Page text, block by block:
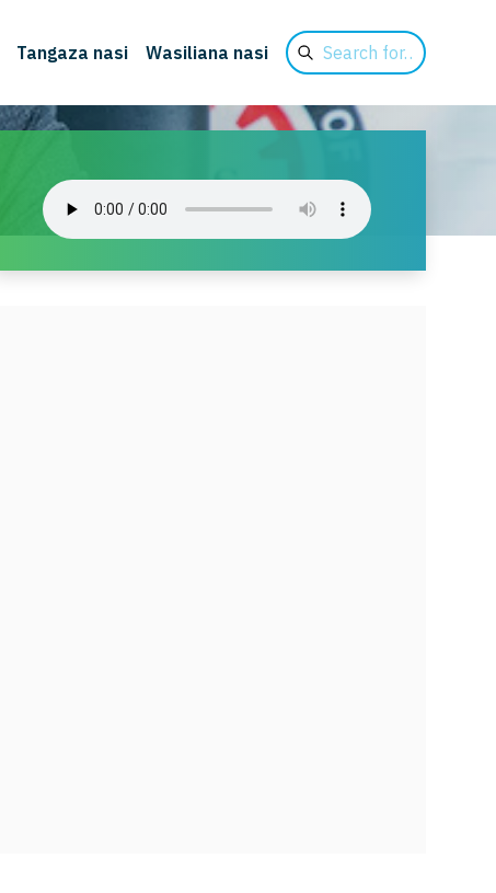
Tangaza nasi Wasiliana nasi
Search
for